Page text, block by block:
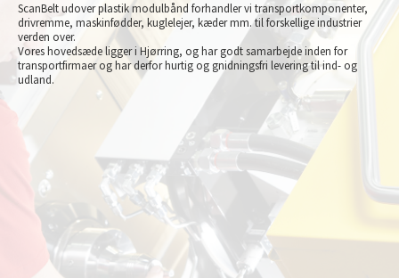
ScanBelt udover plastik modulbånd forhandler vi transportkomponenter,
drivremme, maskinfødder, kuglelejer, kæder mm. til forskellige industrier
verden over.
Vores hovedsæde ligger i Hjørring, og har godt samarbejde inden for
transportfirmaer og har derfor hurtig og gnidningsfri levering til ind- og
udland.